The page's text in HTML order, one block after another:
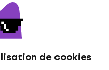
de cookies